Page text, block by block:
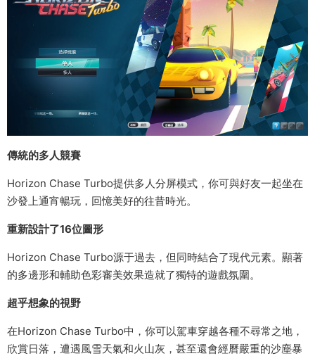
傳統的多人競賽
Horizon Chase Turbo提供多人分屏模式，你可與好友一起坐在
沙發上通宵暢玩，回憶美好的往昔時光。
重新設計了16位圖形
Horizon Chase Turbo源于過去，但同時結合了現代元素。顯著
的多邊形和輔助色彩審美效果造就了獨特的遊戲氛圍。
超乎想象的視野
在Horizon Chase Turbo中，你可以駕車穿越各種不尋常之地，
欣賞日落，遭遇風雪天氣和火山灰，甚至還會經曆嚴重的沙塵暴